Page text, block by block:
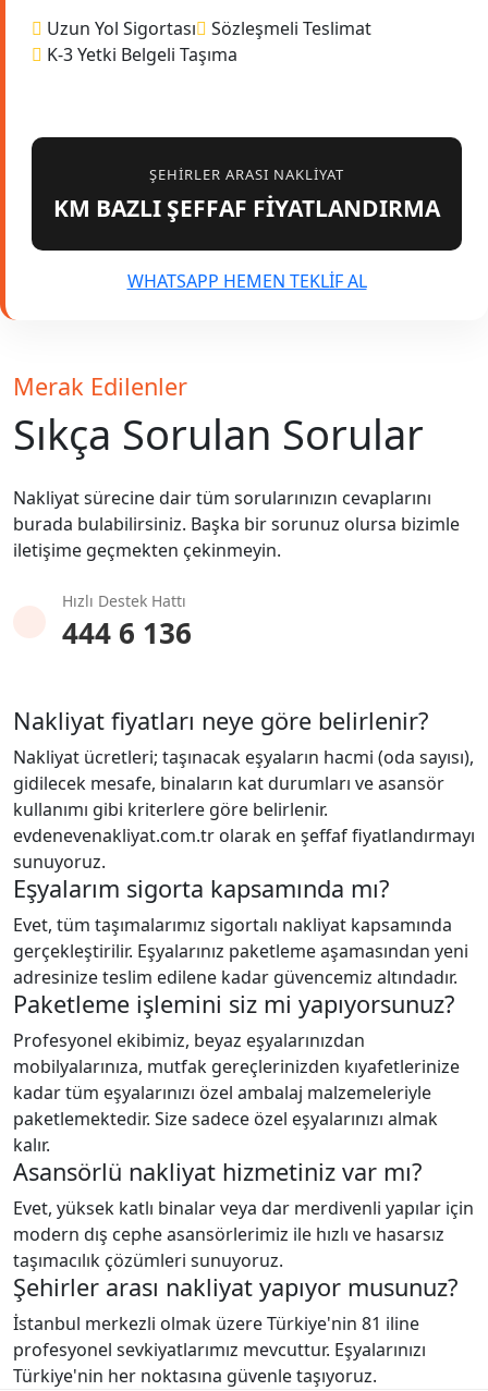
Uzun Yol Sigortası
Sözleşmeli Teslimat
K-3 Yetki Belgeli Taşıma
ŞEHIRLER ARASI NAKLIYAT
KM BAZLI ŞEFFAF FİYATLANDIRMA
WHATSAPP HEMEN TEKLİF AL
Merak Edilenler
Sıkça Sorulan Sorular
Nakliyat sürecine dair tüm sorularınızın cevaplarını
burada bulabilirsiniz. Başka bir sorunuz olursa bizimle
iletişime geçmekten çekinmeyin.
Hızlı Destek Hattı
444 6 136
Nakliyat fiyatları neye göre belirlenir?
Nakliyat ücretleri; taşınacak eşyaların hacmi (oda sayısı),
gidilecek mesafe, binaların kat durumları ve asansör
kullanımı gibi kriterlere göre belirlenir.
evdenevenakliyat.com.tr olarak en şeffaf fiyatlandırmayı
sunuyoruz.
Eşyalarım sigorta kapsamında mı?
Evet, tüm taşımalarımız sigortalı nakliyat kapsamında
gerçekleştirilir. Eşyalarınız paketleme aşamasından yeni
adresinize teslim edilene kadar güvencemiz altındadır.
Paketleme işlemini siz mi yapıyorsunuz?
Profesyonel ekibimiz, beyaz eşyalarınızdan
mobilyalarınıza, mutfak gereçlerinizden kıyafetlerinize
kadar tüm eşyalarınızı özel ambalaj malzemeleriyle
paketlemektedir. Size sadece özel eşyalarınızı almak
kalır.
Asansörlü nakliyat hizmetiniz var mı?
Evet, yüksek katlı binalar veya dar merdivenli yapılar için
modern dış cephe asansörlerimiz ile hızlı ve hasarsız
taşımacılık çözümleri sunuyoruz.
Şehirler arası nakliyat yapıyor musunuz?
İstanbul merkezli olmak üzere Türkiye'nin 81 iline
profesyonel sevkiyatlarımız mevcuttur. Eşyalarınızı
Türkiye'nin her noktasına güvenle taşıyoruz.